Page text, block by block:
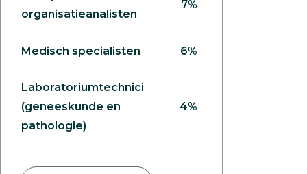
organisatieanalisten
7%
Medisch specialisten 6%
Laboratoriumtechnici
(geneeskunde en
pathologie)
4%